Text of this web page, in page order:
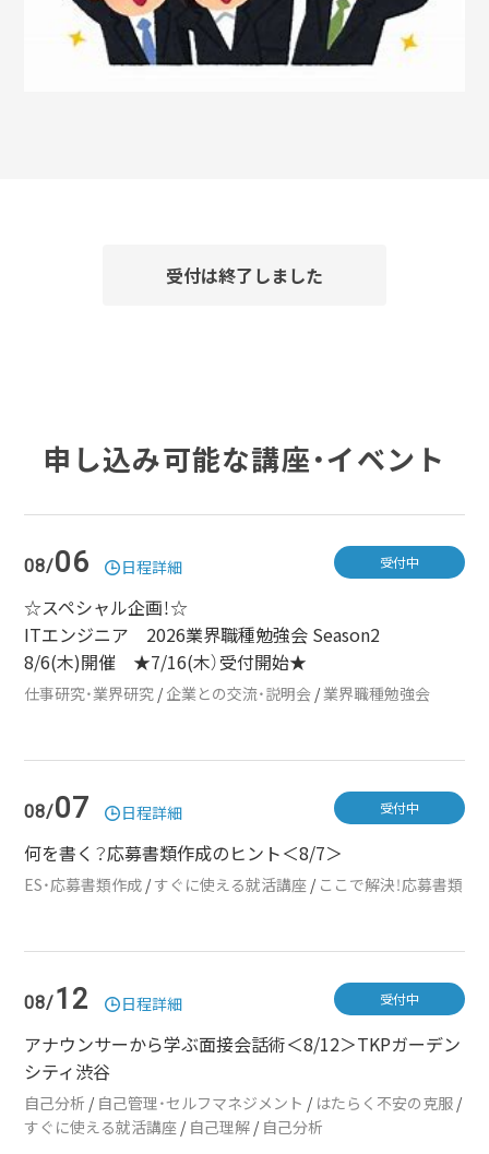
受付は終了しました
申し込み可能な講座・イベント
08/06 日程詳細
☆スペシャル企画！☆
ITエンジニア 2026業界職種勉強会 Season2
8/6(木)開催 ★7/16(木）受付開始★
仕事研究・業界研究 /企業との交流・説明会 /業界職種勉強会
受付中
08/07 日程詳細
何を書く？応募書類作成のヒント＜8/7＞
ES・応募書類作成 /すぐに使える就活講座 / ここで解決！応募書類
受付中
08/12 日程詳細
アナウンサーから学ぶ面接会話術＜8/12＞TKPガーデン
シティ渋谷
自己分析 / 自己管理・セルフマネジメント / はたらく不安の克服 /
すぐに使える就活講座 / 自己理解 / 自己分析
受付中